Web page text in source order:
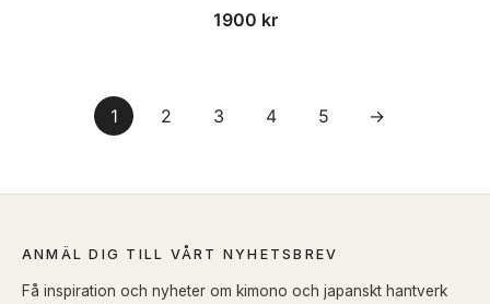
1900 kr
1 2 3 4 5 →
ANMÄL DIG TILL VÅRT NYHETSBREV
Få inspiration och nyheter om kimono och japanskt hantverk